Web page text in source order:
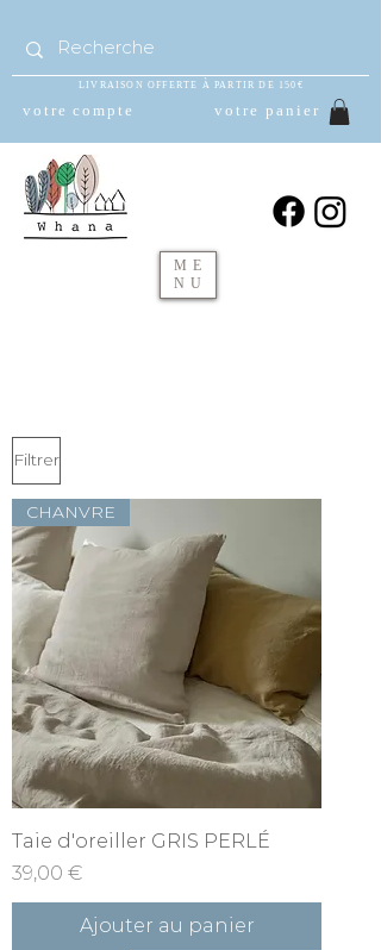
LIVRAISON OFFERTE À PARTIR DE 150€
votre compte votre panier
ME
NU
Filtrer
CHANVRE
Taie d'oreiller GRIS PERLÉ
Prix
39,00 €
Ajouter au panier